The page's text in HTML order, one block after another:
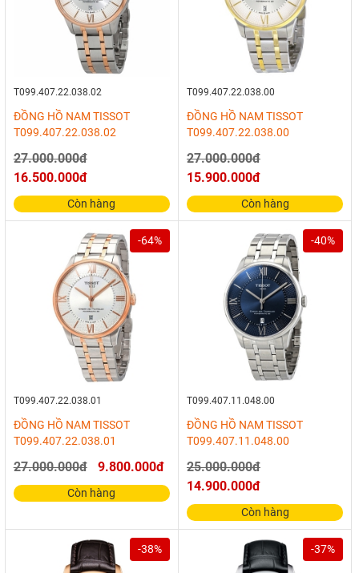
T099.407.22.038.02
ĐỒNG HỒ NAM TISSOT
T099.407.22.038.02
27.000.000đ
16.500.000đ
Còn hàng
T099.407.22.038.00
ĐỒNG HỒ NAM TISSOT
T099.407.22.038.00
27.000.000đ
15.900.000đ
Còn hàng
-64%
T099.407.22.038.01
ĐỒNG HỒ NAM TISSOT
T099.407.22.038.01
27.000.000đ 9.800.000đ
Còn hàng
-40%
T099.407.11.048.00
ĐỒNG HỒ NAM TISSOT
T099.407.11.048.00
25.000.000đ
14.900.000đ
Còn hàng
-38% -37%